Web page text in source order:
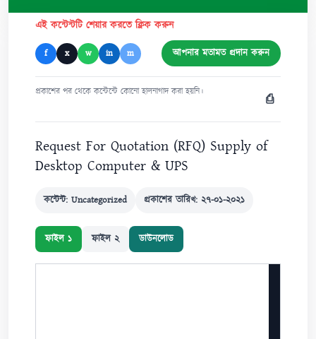
এই কন্টেন্টটি শেয়ার করতে ক্লিক করুন
f x w in m আপনার মতামত প্রদান করুন
প্রকাশের পর থেকে কন্টেন্টে কোনো হালনাগাদ করা হয়নি। ⎙
Request For Quotation (RFQ) Supply of
Desktop Computer & UPS
কন্টেন্ট: Uncategorized প্রকাশের তারিখ: ২৭-০১-২০২১
ফাইল ১ ফাইল ২ ডাউনলোড